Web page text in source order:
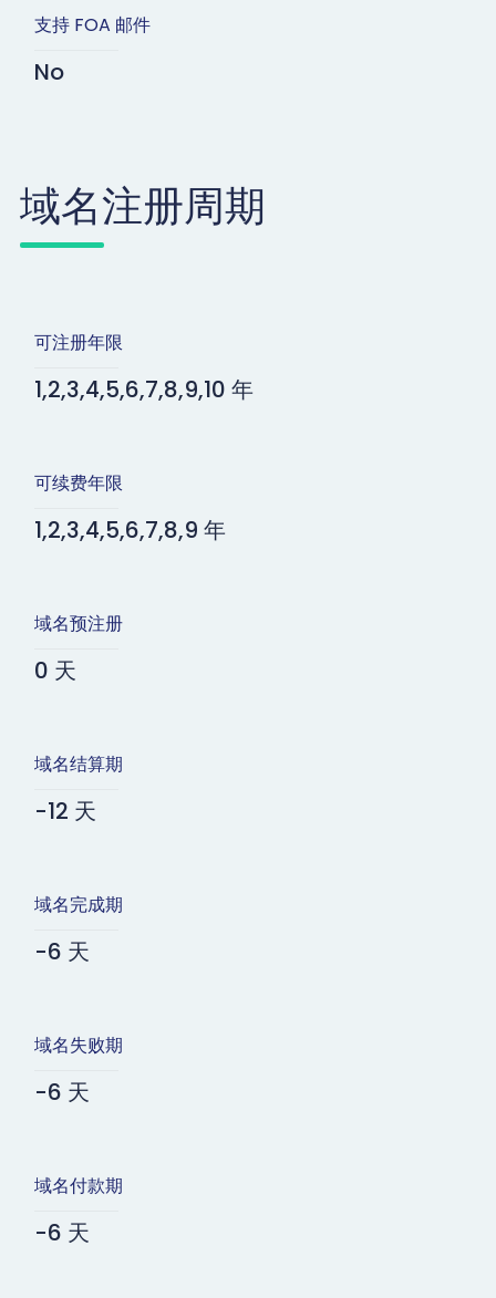
支持 FOA 邮件
No
域名注册周期
可注册年限
1,2,3,4,5,6,7,8,9,10 年
可续费年限
1,2,3,4,5,6,7,8,9 年
域名预注册
0 天
域名结算期
-12 天
域名完成期
-6 天
域名失败期
-6 天
域名付款期
-6 天